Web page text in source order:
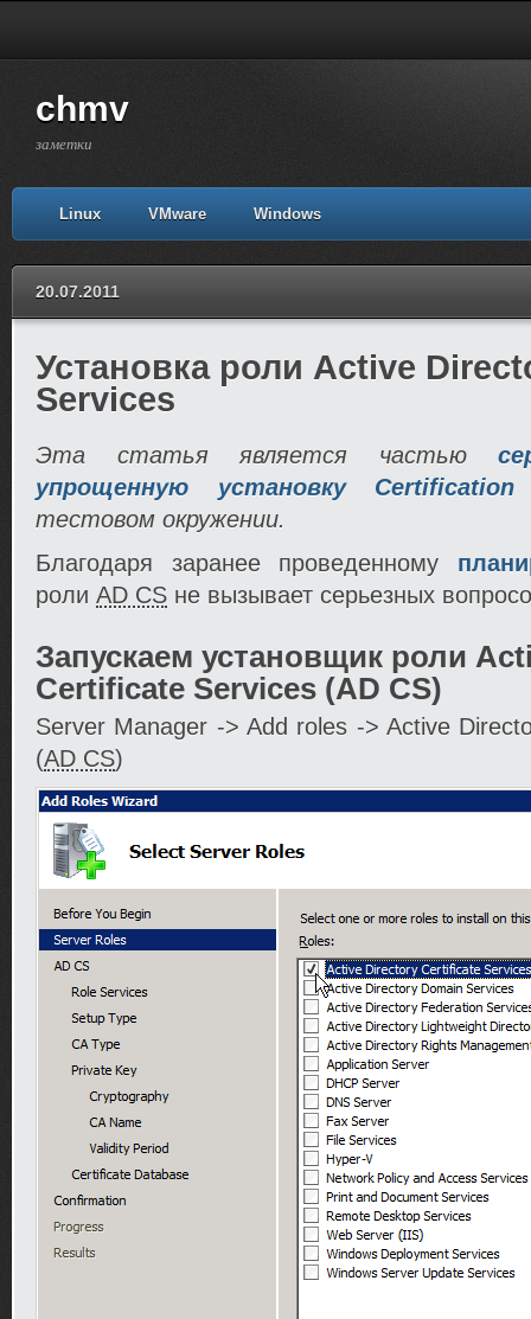
chmv
заметки
Linux VMware Windows
20.07.2011
Установка роли Active
Services
Эта статья является частью
упрощенную установку
тестовом окружении.
Благодаря заранее проведенному
роли AD CS не вызывает серьезных
Запускаем установщик роли
Certificate Services (AD CS)
Server Manager -> Add roles -> Active
(AD CS)